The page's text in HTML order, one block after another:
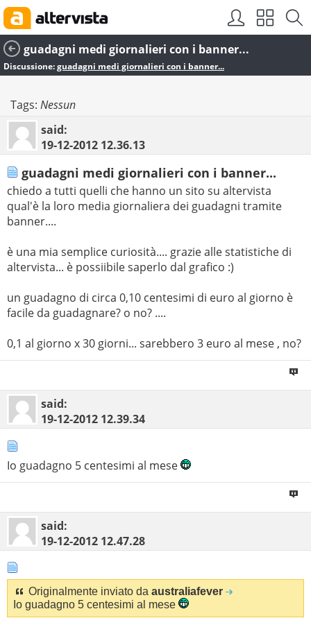
guadagni medi giornalieri con i banner...
Discussione:guadagni medi giornalieri con i banner...
Tags: Nessun
said:
19-12-2012 12.36.13
guadagni medi giornalieri con i banner...
chiedo a tutti quelli che hanno un sito su altervista
qual'è la loro media giornaliera dei guadagni tramite
banner....
è una mia semplice curiosità.... grazie alle statistiche di
altervista... è possiibile saperlo dal grafico :)
un guadagno di circa 0,10 centesimi di euro al giorno è
facile da guadagnare? o no? ....
0,1 al giorno x 30 giorni... sarebbero 3 euro al mese , no?
said:
19-12-2012 12.39.34
Io guadagno 5 centesimi al mese
said:
19-12-2012 12.47.28
Originalmente inviato da australiafever
Io guadagno 5 centesimi al mese